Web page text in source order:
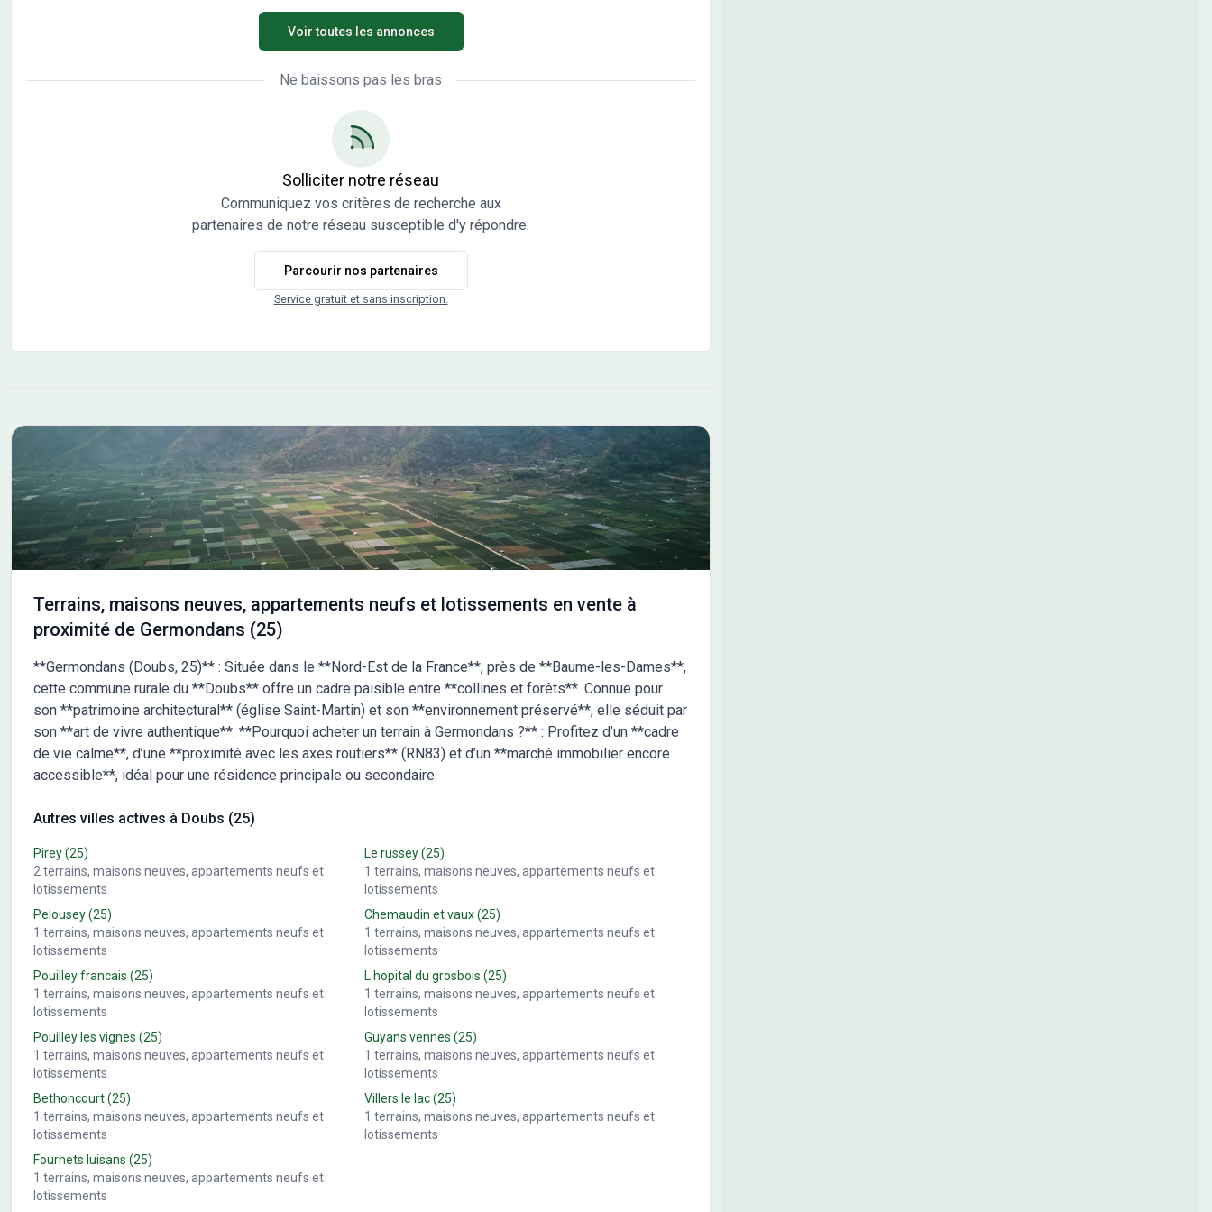
samedi, de 8H00 à 19H00 Découvrez Marnay, une
idéalement située entre Gray et Besançon, avec un
accès à l'Autoroute A36, tandis que la gare TGV est à
des Tilleuls, se finissant par une traversée piétonne.
Un espace vert est prévu à l'entrée du programme,
tout comme des plantations ponctuelles au fil de la
site Géorisques : www.georisques.gouv.fr
charmant de l'est de la France faisant partie de la
Communauté de Communes des Portes du Haut-
Doubs, Guyans-Vennes offre un cadre de vie très
agréable. Niché sur des sommets boisés, Guyans-
résidentiel de Guyans-Vennes, le lotissement Sur le
cour d'un espace verdoyant, ce site est une adresse
idéale pour les amoureux de la nature. Tous les
commerces et services du quotidien sont accessibles
à proximité. Le site Sur le Mont compte 10 terrains à
bâtir viabilisés, entre 600 et 880 m², destinés à la
sur le site Géorisques : www.georisques.gouv.fr
Voir toutes les annonces
Ne baissons pas les bras
Solliciter notre réseau
Communiquez vos critères de recherche aux
partenaires de notre réseau susceptible d'y répondre.
Parcourir nos partenaires
Service gratuit et sans inscription.
Terrains, maisons neuves, appartements neufs et lotissements en vente à
proximité de Germondans (25)
**Germondans (Doubs, 25)** : Située dans le **Nord-Est de la France**, près de **Baume-les-Dames**,
cette commune rurale du **Doubs** offre un cadre paisible entre **collines et forêts**. Connue pour
son **patrimoine architectural** (église Saint-Martin) et son **environnement préservé**, elle séduit par
son **art de vivre authentique**. **Pourquoi acheter un terrain à Germondans ?** : Profitez d’un **cadre
de vie calme**, d’une **proximité avec les axes routiers** (RN83) et d’un **marché immobilier encore
accessible**, idéal pour une résidence principale ou secondaire.
Autres villes actives à Doubs (25)
Pirey(25)
2 terrains, maisons neuves, appartements neufs et
lotissements
Le russey(25)
1 terrains, maisons neuves, appartements neufs et
lotissements
Pelousey(25)
1 terrains, maisons neuves, appartements neufs et
lotissements
Chemaudin et vaux(25)
1 terrains, maisons neuves, appartements neufs et
lotissements
Pouilley francais (25)
1 terrains, maisons neuves, appartements neufs et
lotissements
L hopital du grosbois (25)
1 terrains, maisons neuves, appartements neufs et
lotissements
Pouilley les vignes (25)
1 terrains, maisons neuves, appartements neufs et
lotissements
Guyans vennes (25)
1 terrains, maisons neuves, appartements neufs et
lotissements
Bethoncourt(25)
1 terrains, maisons neuves, appartements neufs et
lotissements
Villers le lac(25)
1 terrains, maisons neuves, appartements neufs et
lotissements
Fournets luisans (25)
1 terrains, maisons neuves, appartements neufs et
lotissements